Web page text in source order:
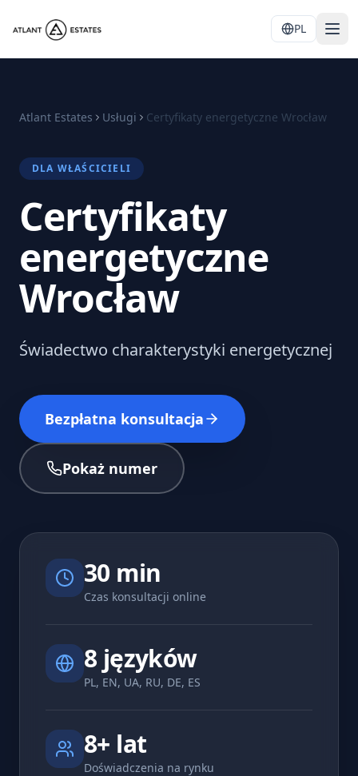
PL
Atlant Estates Usługi Certyfikaty energetyczne Wrocław
DLA WŁAŚCICIELI
Certyfikaty
energetyczne
Wrocław
Świadectwo charakterystyki energetycznej
Bezpłatna konsultacja
Pokaż numer
30 min
Czas konsultacji online
8 języków
PL, EN, UA, RU, DE, ES
8+ lat
Doświadczenia na rynku